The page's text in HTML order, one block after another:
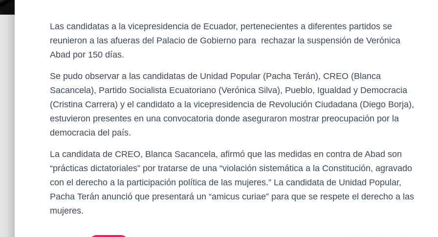
Las candidatas a la vicepresidencia de Ecuador, pertenecientes a diferentes partidos se
reunieron a las afueras del Palacio de Gobierno para rechazar la suspensión de Verónica
Abad por 150 días.
Se pudo observar a las candidatas de Unidad Popular (Pacha Terán), CREO (Blanca
Sacancela), Partido Socialista Ecuatoriano (Verónica Silva), Pueblo, Igualdad y Democracia
(Cristina Carrera) y el candidato a la vicepresidencia de Revolución Ciudadana (Diego Borja),
estuvieron presentes en una convocatoria donde aseguraron mostrar preocupación por la
democracia del país.
La candidata de CREO, Blanca Sacancela, afirmó que las medidas en contra de Abad son
“prácticas dictatoriales” por tratarse de una “violación sistemática a la Constitución, agravado
con el derecho a la participación política de las mujeres.” La candidata de Unidad Popular,
Pacha Terán anunció que presentará un “amicus curiae” para que se respete el derecho a las
mujeres.